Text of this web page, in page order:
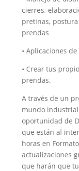
cierres,
pretinas,
prendas
• Aplicaciones
• Crear tus
prendas.
A través de un
mundo
oportunidad de
que están al
horas en
actualizaciones
que harán que